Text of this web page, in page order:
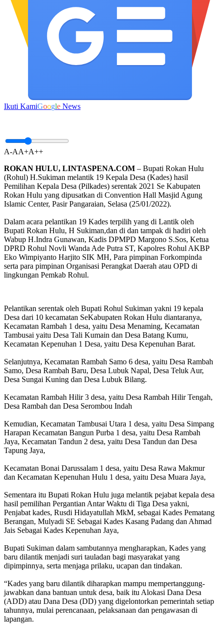
Ikuti KamiGoogle News
A-AA+A++
ROKAN HULU, LINTASPENA.COM – Bupati Rokan Hulu
(Rohul) H.Sukiman melantik 19 Kepala Desa (Kades) hasil
Pemilihan Kepala Desa (Pilkades) serentak 2021 Se Kabupaten
Rokan Hulu yang dipusatkan di Convention Hall Masjid Agung
Islamic Center, Pasir Pangaraian, Selasa (25/01/2022).
Dalam acara pelantikan 19 Kades terpilih yang di Lantik oleh
Bupati Rokan Hulu, H Sukiman,dan di dan tampak di hadiri oleh
Wabup H.Indra Gunawan, Kadis DPMPD Margono S.Sos, Ketua
DPRD Rohul Novli Wanda Ade Putra ST, Kapolres Rohul AKBP
Eko Wimpiyanto Harjito SIK MH, Para pimpinan Forkompinda
serta para pimpinan Organisasi Perangkat Daerah atau OPD di
lingkungan Pemkab Rohul.
Pelantikan serentak oleh Bupati Rohul Sukiman yakni 19 kepala
Desa dari 10 kecamatan SeKabupaten Rokan Hulu diantaranya,
Kecamatan Rambah 1 desa, yaitu Desa Menaming, Kecamatan
Tambusai yaitu Desa Tali Kumain dan Desa Batang Kumu,
Kecamatan Kepenuhan 1 Desa, yaitu Desa Kepenuhan Barat.
Selanjutnya, Kecamatan Rambah Samo‎ 6 desa, yaitu Desa Rambah
Samo, Desa Rambah Baru, Desa Lubuk Napal, Desa Teluk Aur,
Desa Sungai Kuning dan Desa Lubuk Bilang.
Kecamatan Rambah Hilir 3 desa, yaitu Desa Rambah Hilir Tengah,
Desa Rambah dan Desa Serombou Indah
Kemudian, Kecamatan Tambusai Utara 1 desa, yaitu Desa Simpang
Harapan Kecamatan Bangun Purba 1 desa, yaitu Desa Rambah
Jaya, Kecamatan Tandun 2 desa, yaitu Desa Tandun dan Desa
Tapung Jaya,
Kecamatan Bonai Darussalam 1 desa, yaitu Desa Rawa Makmur
dan Kecamatan Kepenuhan Hulu 1 desa, yaitu Desa Muara Jaya,
Sementara itu Bupati Rokan Hulu juga melantik pejabat kepala desa
hasil pemilihan Pergantian Antar Waktu di Tiga Desa yakni,
Penjabat kades, Rusdi Hidayatullah MkM, sebagai Kades Pematang
Berangan, Mulyadi SE Sebagai Kades Kasang Padang dan Ahmad
Jais Sebagai Kades Kepenuhan Jaya,
Bupati Sukiman dalam sambutannya mengharapkan, Kades yang
baru dilantik menjadi suri tauladan bagi masyarakat yang
dipimpinnya, serta menjaga prilaku, ucapan dan tindakan.
“Kades yang baru dilantik diharapkan mampu mempertanggung-
jawabkan‎ dana bantuan untuk desa, baik itu Alokasi Dana Desa
(ADD) atau Dana Desa (DD) yang digelontorkan pemerintah setiap
tahunnya, mulai perencanaan, pelaksanaan dan pengawasan di
lapangan.